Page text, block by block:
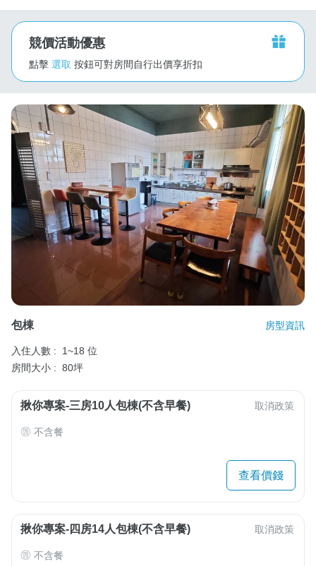
競價活動優惠
點擊 選取 按鈕可對房間自行出價享折扣
包棟 房型資訊
入住人數 :
1~18 位
房間大小 : 80坪
揪你專案-三房10人包棟(不含早餐) 取消政策
不含餐
查看價錢
揪你專案-四房14人包棟(不含早餐) 取消政策
不含餐